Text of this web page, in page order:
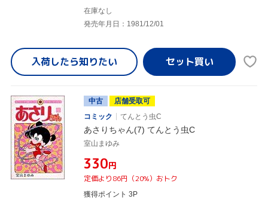
在庫なし
発売年月日：1981/12/01
入荷したら知りたい
中古
店舗受取可
コミック
てんとう虫C
あさりちゃん(7) てんとう虫C
室山まゆみ
¥330円
定価より86円（20%）おトク
獲得ポイント 3P